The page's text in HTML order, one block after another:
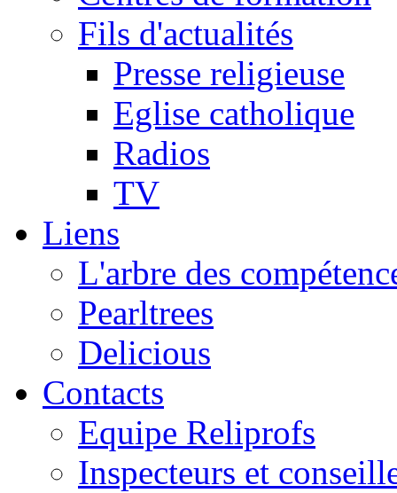
Fils d'actualités
Presse religieuse
Eglise catholique
Radios
TV
Liens
L'arbre des
Pearltrees
Delicious
Contacts
Equipe Reliprofs
Inspecteurs et